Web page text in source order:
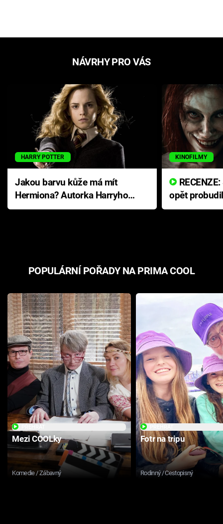
NÁVRHY PRO VÁS
HARRY POTTER
Jakou barvu kůže má mít
Hermiona? Autorka Harryho
Pottera přišla s ráznou
KINOFILMY
opět
přichází s
POPULÁRNÍ POŘADY NA PRIMA COOL
Mezi COOLky
Komedie / Zábavný
Fotr na tripu
Rodinný / Cestopisný